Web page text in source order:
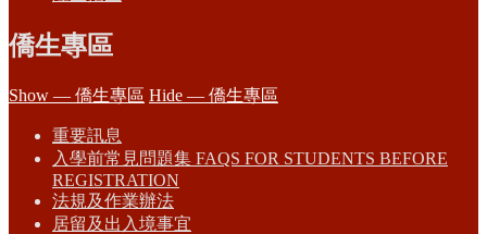
僑生專區
Show — 僑生專區 Hide — 僑生專區
重要訊息
入學前常見問題集 FAQS FOR STUDENTS BEFORE
REGISTRATION
法規及作業辦法
居留及出入境事宜